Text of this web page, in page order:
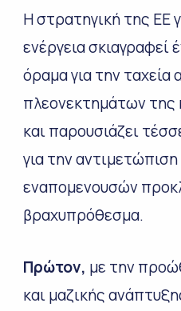
Η στρατηγική της ΕΕ
ενέργεια σκιαγραφεί
όραμα για την ταχεία
πλεονεκτημάτων της
και παρουσιάζει
για την
εναπομενουσών
βραχυπρόθεσμα.
Πρώτον, με την
και μαζικής